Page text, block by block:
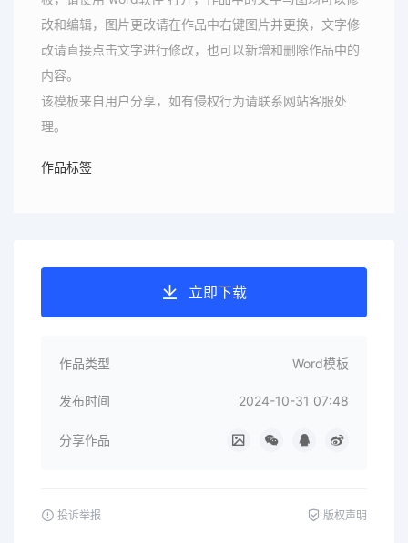
改和编辑，图片更改请在作品中右键图片并更换，文字修
改请直接点击文字进行修改，也可以新增和删除作品中的
内容。
该模板来自用户分享，如有侵权行为请联系网站客服处
理。
作品标签
立即下载
作品类型 Word模板
发布时间 2024-10-31 07:48
分享作品
投诉举报 版权声明